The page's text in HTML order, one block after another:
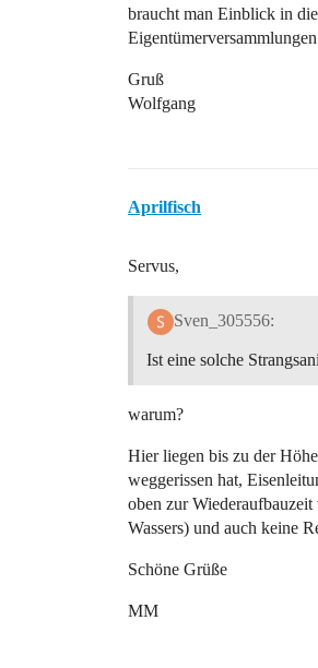
braucht man Einblick in
Gruß
Wolfgang
Aprilfisch
Servus,
Sven_305556:
Ist eine solche
warum?
Hier liegen bis zu der
weggerissen hat,
oben zur
Wassers) und auch keine
Schöne Grüße
MM